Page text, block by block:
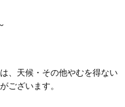
、天候・その他やむを得ない
ございます。